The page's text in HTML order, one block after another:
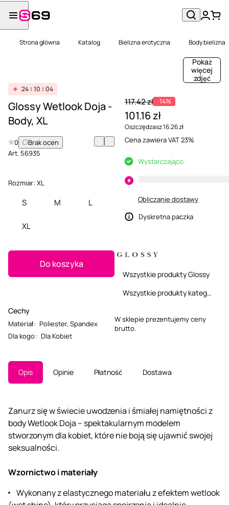
Strona główna Katalog Bielizna erotyczna Body bielizna
Pokaż
więcej
zdjęć
24 10 04
Glossy Wetlook Doja -
Body, XL
0
Brak ocen
Art. 56935
Rozmiar: XL
S M L
XL
Do koszyka
Cechy
Materiał: Poliester, Spandex
Dla kogo: Dla Kobiet
117.42 zł -14%
101.16 zł
Oszczędzasz 16.26 zł
Cena zawiera VAT 23%
Wystarczająco
Obliczanie dostawy
Dyskretna paczka
Wszystkie produkty Glossy
Wszystkie produkty kategorii
W sklepie prezentujemy ceny
brutto.
Opis Opinie Płatność Dostawa
Zanurz się w świecie uwodzenia i śmiałej namiętności z
body Wetlook Doja – spektakularnym modelem
stworzonym dla kobiet, które nie boją się ujawnić swojej
seksualności.
Wzornictwo i materiały
Wykonany z elastycznego materiału z efektem wetlook